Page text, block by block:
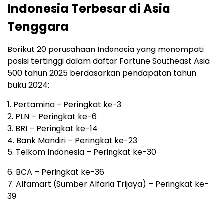
Indonesia Terbesar di Asia
Tenggara
Berikut 20 perusahaan Indonesia yang menempati
posisi tertinggi dalam daftar Fortune Southeast Asia
500 tahun 2025 berdasarkan pendapatan tahun
buku 2024:
1. Pertamina – Peringkat ke-3
2. PLN – Peringkat ke-6
3. BRI – Peringkat ke-14
4. Bank Mandiri – Peringkat ke-23
5. Telkom Indonesia – Peringkat ke-30
6. BCA – Peringkat ke-36
7. Alfamart (Sumber Alfaria Trijaya) – Peringkat ke-
39